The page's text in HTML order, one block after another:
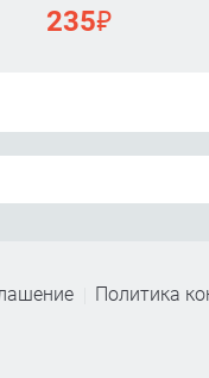
235₽
Политика